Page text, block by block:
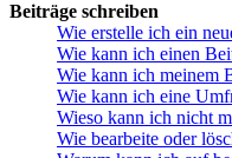
Beiträge schreiben
Wie erstelle ich ein
Wie kann ich einen
Wie kann ich meinem
Wie kann ich eine
Wieso kann ich nicht
Wie bearbeite oder